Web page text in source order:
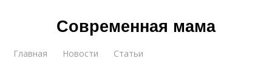
Современная мама
Главная Новости Статьи